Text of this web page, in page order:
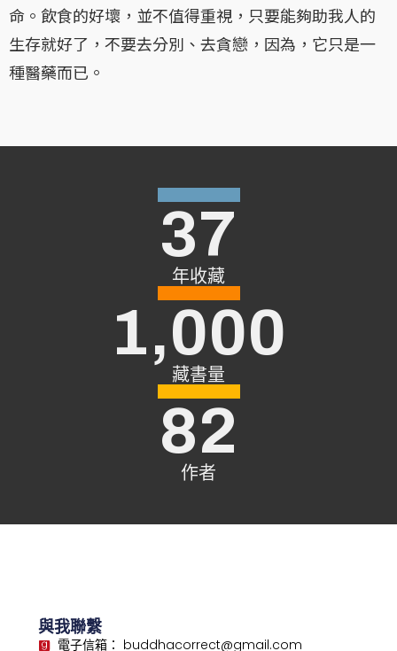
命。飲食的好壞，並不值得重視，只要能夠助我人的
生存就好了，不要去分別、去貪戀，因為，它只是一
種醫藥而已。
年收藏
37
藏書量
1,000
作者
82
與我聯繫
電子信箱： buddhacorrect@gmail.com